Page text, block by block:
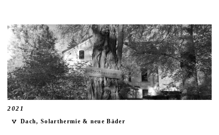
2021
Dach, Solarthermie & neue Bäder